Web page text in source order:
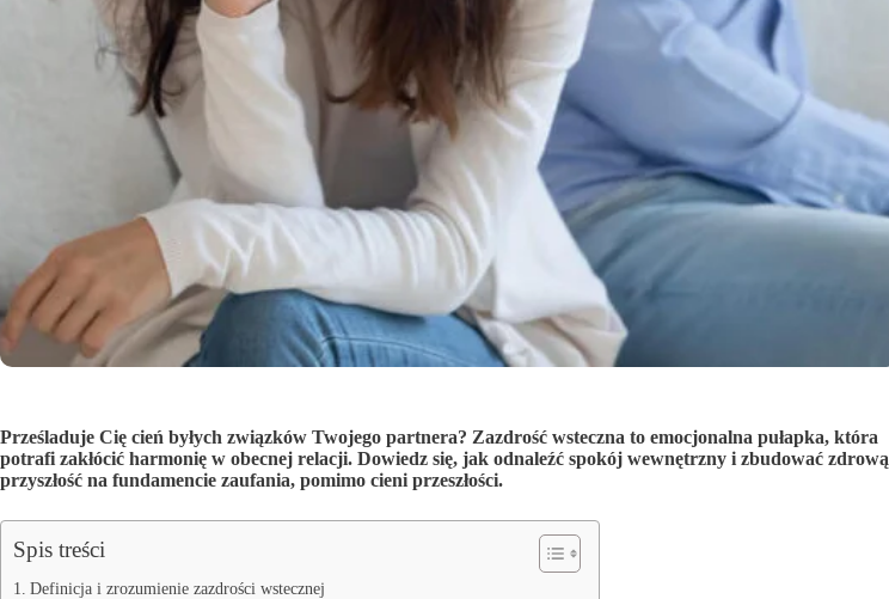
Prześladuje Cię cień byłych związków Twojego partnera? Zazdrość wsteczna to emocjonalna pułapka, która
potrafi zakłócić harmonię w obecnej relacji. Dowiedz się, jak odnaleźć spokój wewnętrzny i zbudować zdrową
przyszłość na fundamencie zaufania, pomimo cieni przeszłości.
Spis treści
Definicja i zrozumienie zazdrości wstecznej